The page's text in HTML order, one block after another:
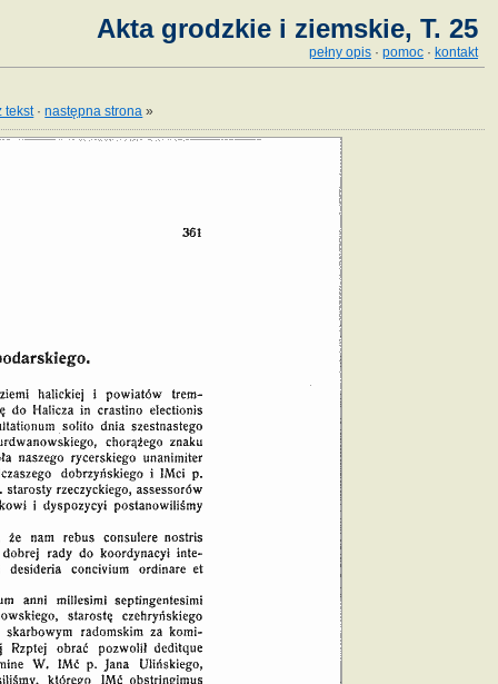
Akta grodzkie i ziemskie, T. 25
pełny opis · pomoc · kontakt
tekst·następna strona »